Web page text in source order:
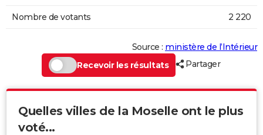
Nombre de votants 2 220
Source : ministère de l’Intérieur
Recevoir les résultats
Partager
Quelles villes de la Moselle ont le plus
voté...